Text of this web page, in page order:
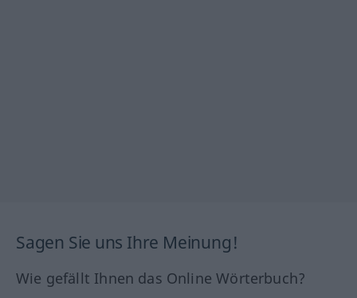
Sagen Sie uns Ihre Meinung!
Wie gefällt Ihnen das Online Wörterbuch?